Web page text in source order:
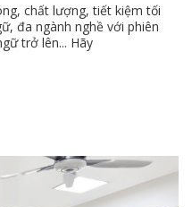
chất lượng, tiết kiệm tối
đa ngành nghề với phiên
trở lên... Hãy